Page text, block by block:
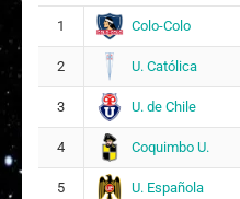
1 Colo-Colo
2 U. Católica
3 U. de Chile
4 Coquimbo U.
5 U. Española